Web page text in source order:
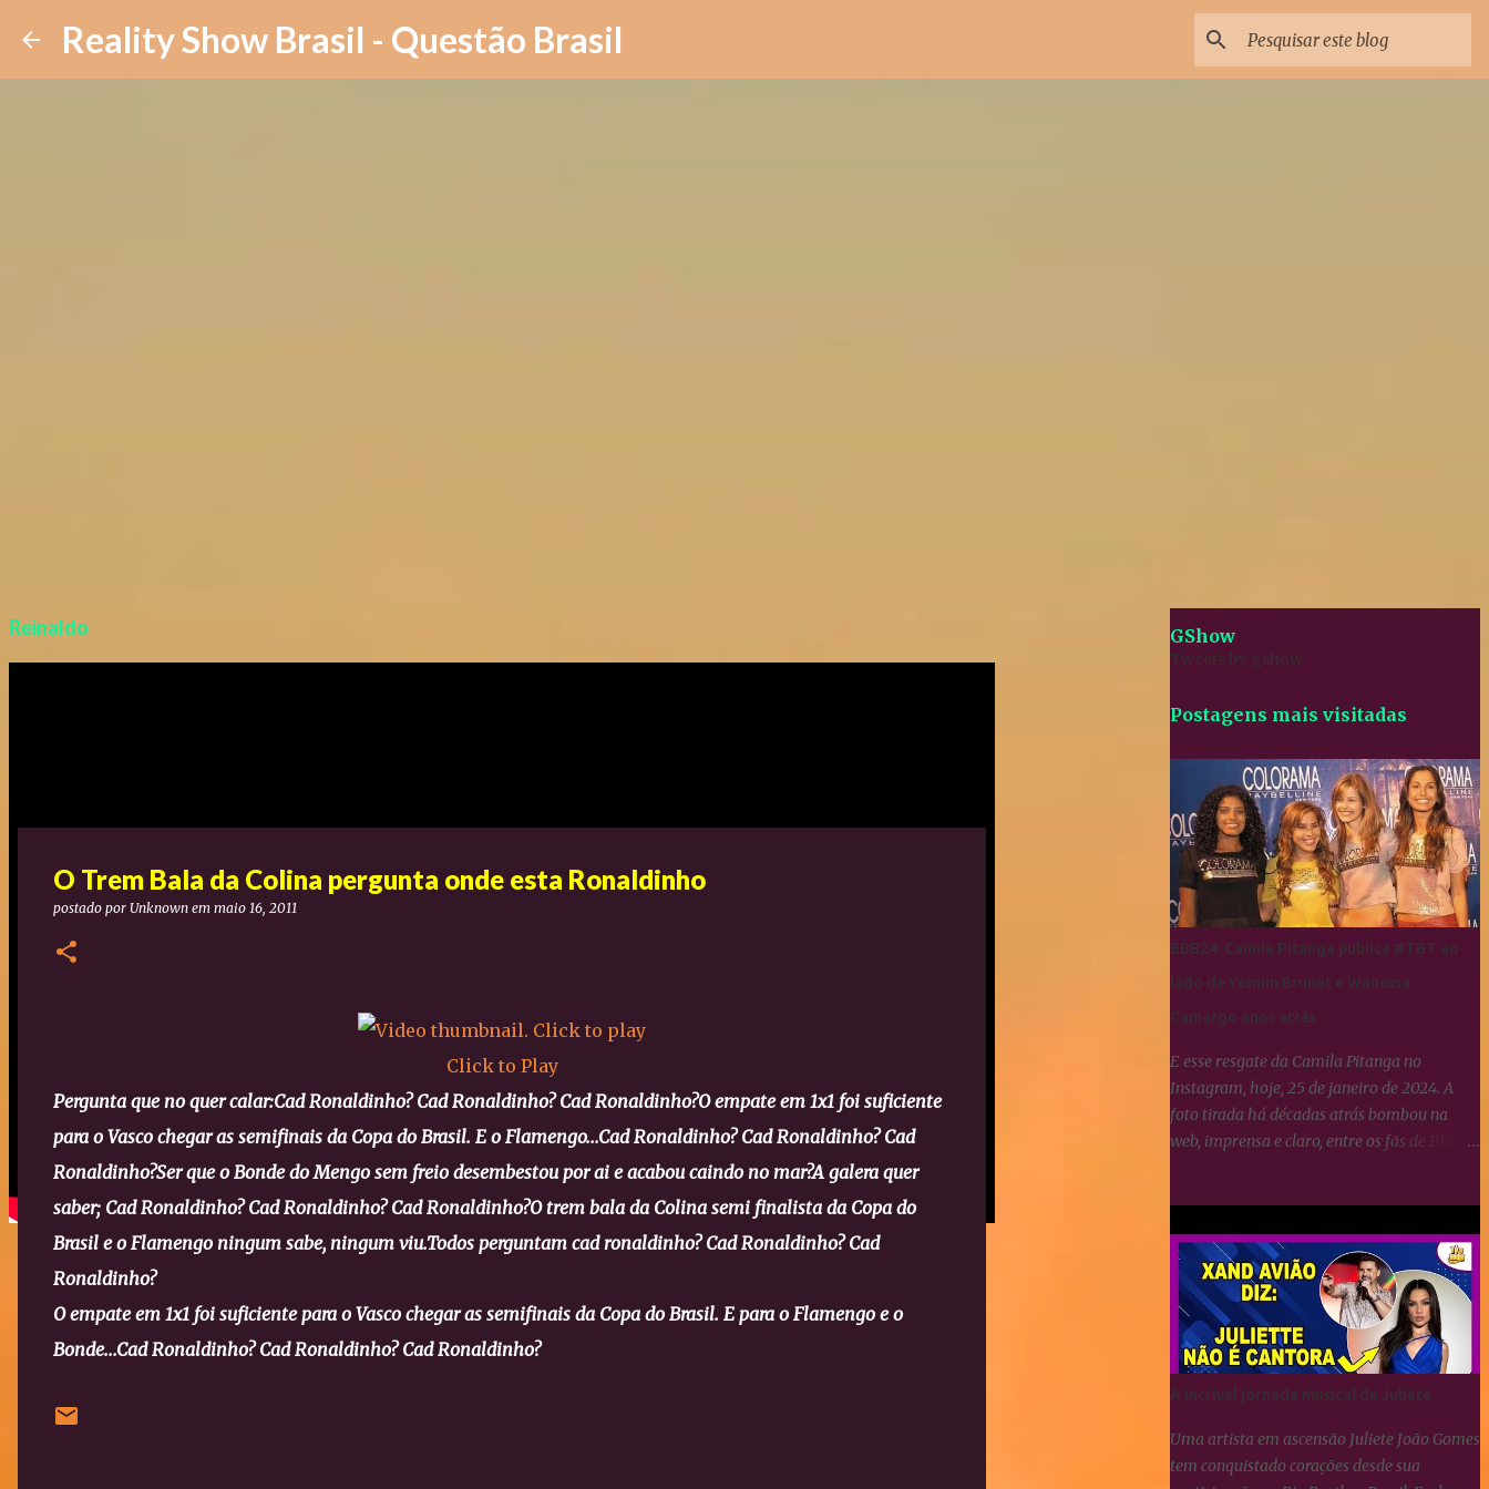
Reality Show Brasil - Questão Brasil
Reinaldo
O Trem Bala da Colina pergunta onde esta Ronaldinho
postado por Unknown em maio 16, 2011
Click to Play
Pergunta que no quer calar:Cad Ronaldinho? Cad Ronaldinho? Cad Ronaldinho?O empate em 1x1 foi suficiente
para o Vasco chegar as semifinais da Copa do Brasil. E o Flamengo...Cad Ronaldinho? Cad Ronaldinho? Cad
Ronaldinho?Ser que o Bonde do Mengo sem freio desembestou por ai e acabou caindo no mar?A galera quer
saber; Cad Ronaldinho? Cad Ronaldinho? Cad Ronaldinho?O trem bala da Colina semi finalista da Copa do
Brasil e o Flamengo ningum sabe, ningum viu.Todos perguntam cad ronaldinho? Cad Ronaldinho? Cad
Ronaldinho?
O empate em 1x1 foi suficiente para o Vasco chegar as semifinais da Copa do Brasil. E para o Flamengo e o
Bonde...Cad Ronaldinho? Cad Ronaldinho? Cad Ronaldinho?
GShow
Tweets by gshow
Postagens mais visitadas
BBB24: Camila Pitanga publica #TBT ao
lado de Yasmin Brunet e Wanessa
Camargo anos atrás
E esse resgate da Camila Pitanga no
Instagram, hoje, 25 de janeiro de 2024. A
foto tirada há décadas atrás bombou na
web, imprensa e claro, entre os fãs de BBB.
BBB24: Camila Pitanga resgata foto ao lado
de Yasmin Brunet e Wanessa Camargo
A incrível jornada musical de Juliete
Uma artista em ascensão Juliete João Gomes
tem conquistado corações desde sua